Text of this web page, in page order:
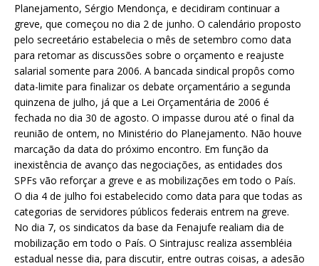
Planejamento, Sérgio Mendonça, e decidiram continuar a
greve, que começou no dia 2 de junho. O calendário proposto
pelo secreetário estabelecia o mês de setembro como data
para retomar as discussões sobre o orçamento e reajuste
salarial somente para 2006. A bancada sindical propôs como
data-limite para finalizar os debate orçamentário a segunda
quinzena de julho, já que a Lei Orçamentária de 2006 é
fechada no dia 30 de agosto. O impasse durou até o final da
reunião de ontem, no Ministério do Planejamento. Não houve
marcação da data do próximo encontro. Em função da
inexistência de avanço das negociações, as entidades dos
SPFs vão reforçar a greve e as mobilizações em todo o País.
O dia 4 de julho foi estabelecido como data para que todas as
categorias de servidores públicos federais entrem na greve.
No dia 7, os sindicatos da base da Fenajufe realiam dia de
mobilização em todo o País. O Sintrajusc realiza assembléia
estadual nesse dia, para discutir, entre outras coisas, a adesão